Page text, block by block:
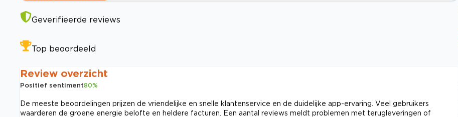
Geverifieerde reviews
Top beoordeeld
Review overzicht
Positief sentiment80%
De meeste beoordelingen prijzen de vriendelijke en snelle klantenservice en de duidelijke app-ervaring. Veel gebruikers
waarderen de groene energie belofte en heldere facturen. Een aantal reviews meldt problemen met terugleveringen of